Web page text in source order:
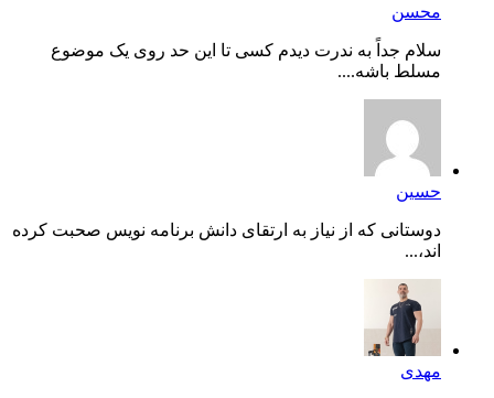
محسن
سلام جداً به ندرت دیدم کسی تا این حد روی یک موضوع
مسلط باشه....
حسین
دوستانی که از نیاز به ارتقای دانش برنامه نویس صحبت کرده
اند،...
مهدی